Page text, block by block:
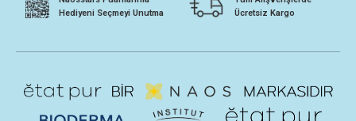
Hediyeni Seçmeyi Unutma
Ücretsiz Kargo